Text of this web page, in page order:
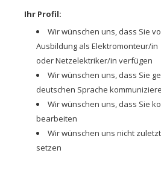
Ihr Profil:
Wir wünschen uns, dass Sie
Ausbildung als Elektromonteur/in
oder Netzelektriker/in verfügen
Wir wünschen uns, dass Sie
deutschen Sprache
Wir wünschen uns, dass Sie
bearbeiten
Wir wünschen uns nicht
setzen